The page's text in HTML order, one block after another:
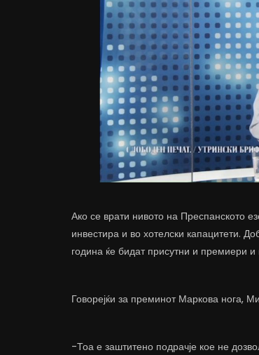
Ако се врати нивото на Преспанското
инвестира и во хотелски капацитети.
година ќе бидат присутни и премиери
Говорејќи за преминот Маркова нога,
-Тоа е заштитено подрачје кое не